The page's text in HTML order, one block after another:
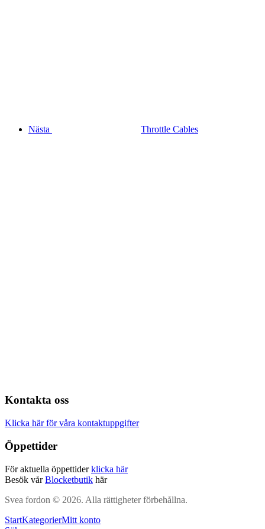
Nästa Throttle Cables
Kontakta oss
Klicka här för våra kontaktuppgifter
Öppettider
För aktuella öppettiderklicka här
Besök vårBlocketbutik här
Svea fordon © 2026. Alla rättigheter förbehållna.
StartKategorierMitt konto